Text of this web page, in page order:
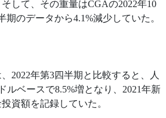
して、その重量はCGAの2022年10
期のデータから4.1%減少していた。
2022年第3四半期と比較すると、人
ルベースで8.5%増となり、2021年新
資額を記録していた。